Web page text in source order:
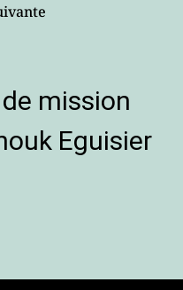
mission
Eguisier